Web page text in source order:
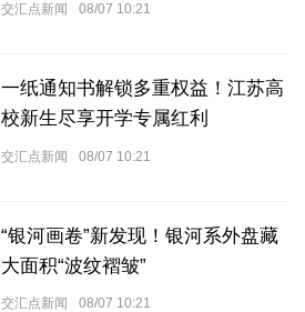
交汇点新闻 08/07 10:21
一纸通知书解锁多重权益！江苏高
校新生尽享开学专属红利
交汇点新闻 08/07 10:21
“银河画卷”新发现！银河系外盘藏
大面积“波纹褶皱”
交汇点新闻 08/07 10:21